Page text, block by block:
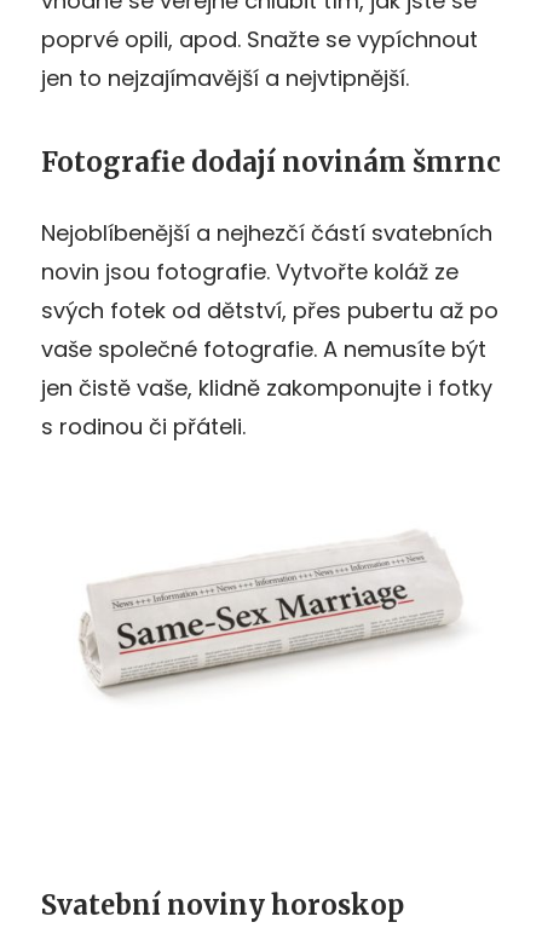
poprvé opili, apod. Snažte se vypíchnout
jen to nejzajímavější a nejvtipnější.
Fotografie dodají novinám šmrnc
Nejoblíbenější a nejhezčí částí svatebních
novin jsou fotografie. Vytvořte koláž ze
svých fotek od dětství, přes pubertu až po
vaše společné fotografie. A nemusíte být
jen čistě vaše, klidně zakomponujte i fotky
s rodinou či přáteli.
Svatební noviny horoskop